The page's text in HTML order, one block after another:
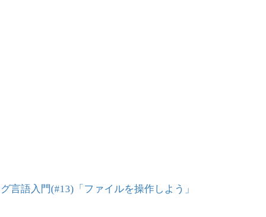
言語入門(#13)「ファイルを操作しよう」